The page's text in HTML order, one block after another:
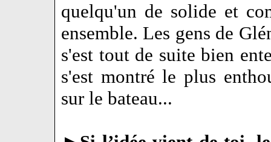
quelqu'un de solide et
ensemble. Les gens de
s'est tout de suite bien
s'est montré le plus
sur le bateau...